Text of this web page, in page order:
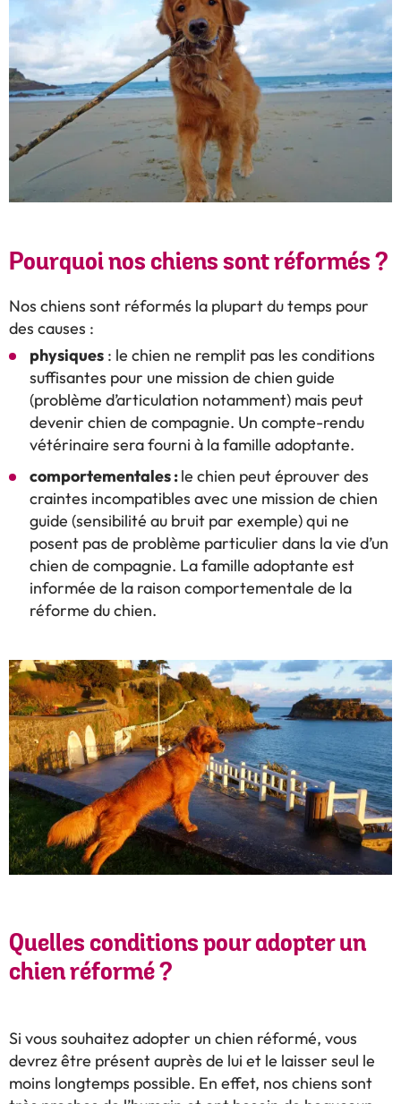
Pourquoi nos chiens sont réformés ?
Nos chiens sont réformés la plupart du temps pour
des causes :
physiques : le chien ne remplit pas les conditions
suffisantes pour une mission de chien guide
(problème d’articulation notamment) mais peut
devenir chien de compagnie. Un compte-rendu
vétérinaire sera fourni à la famille adoptante.
comportementales :le chien peut éprouver des
craintes incompatibles avec une mission de chien
guide (sensibilité au bruit par exemple) qui ne
posent pas de problème particulier dans la vie d’un
chien de compagnie. La famille adoptante est
informée de la raison comportementale de la
réforme du chien.
Quelles conditions pour adopter un
chien réformé ?
Si vous souhaitez adopter un chien réformé, vous
devrez être présent auprès de lui et le laisser seul le
moins longtemps possible. En effet, nos chiens sont